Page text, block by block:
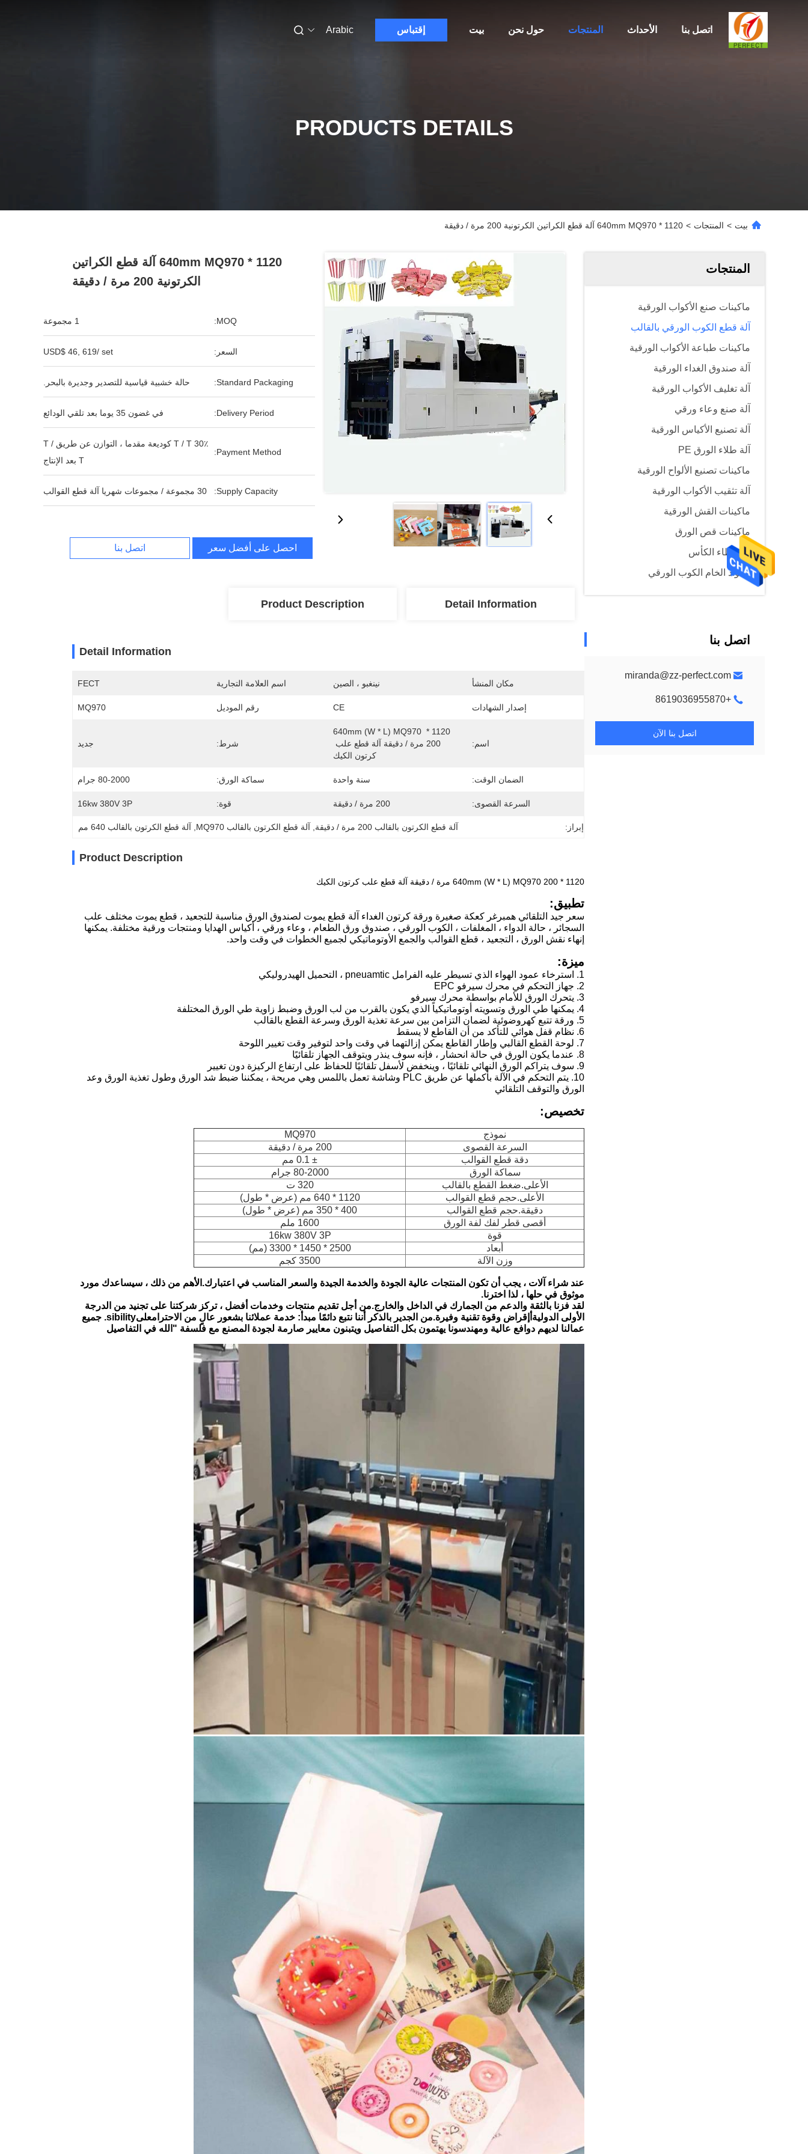
بيت حول نحن المنتجات الأحداث اتصل بنا إقتباس Arabic
PRODUCTS DETAILS
بيت > المنتجات > 1120 * 640mm MQ970 آلة قطع الكراتين الكرتونية 200 مرة / دقيقة
المنتجات
ماكينات صنع الأكواب الورقية
آلة قطع الكوب الورقي بالقالب
ماكينات طباعة الأكواب الورقية
آلة صندوق الغداء الورقية
آلة تغليف الأكواب الورقية
آلة صنع وعاء ورقي
آلة تصنيع الأكياس الورقية
آلة طلاء الورق PE
ماكينات تصنيع الألواح الورقية
آلة تثقيب الأكواب الورقية
ماكينات القش الورقية
ماكينات قص الورق
آلة غطاء الكأس
المواد الخام الكوب الورقي
اتصل بنا
miranda@zz-perfect.com
+8619036955870
اتصل بنا الآن
1120 * 640mm MQ970 آلة قطع الكراتين
الكرتونية 200 مرة / دقيقة
MOQ: 1 مجموعة
السعر: USD$ 46, 619/ set
Standard Packaging: حالة خشبية قياسية للتصدير وجديرة بالبحر.
Delivery Period: في غضون 35 يوما بعد تلقي الودائع
Payment Method:
30٪ T / T كوديعة مقدما ، التوازن عن طريق T /
T بعد الإنتاج
Supply Capacity: 30 مجموعة / مجموعات شهريا آلة قطع القوالب
احصل على أفضل سعر اتصل بنا
Detail Information
Product Description
Detail Information
مكان المنشأ نينغبو ، الصين اسم العلامة التجارية FECT
إصدار الشهادات CE رقم الموديل MQ970
اسم:
1120 * 640mm (W * L) MQ970
كرتون الكيك
شرط: جديد
الضمان الوقت: سنة واحدة سماكة الورق: 80-2000 جرام
السرعة القصوى: 200 مرة / دقيقة قوة: 16kw 380V 3P
إبراز: آلة قطع الكرتون بالقالب 200 مرة / دقيقة آلة قطع الكرتون بالقالب MQ970 آلة قطع الكرتون بالقالب 640 مم
Product Description
1120 * 640mm (W * L) MQ970 200 مرة / دقيقة آلة قطع علب كرتون الكيك
تطبيق:
سعر جيد التلقائي همبرغر كعكة صغيرة ورقة كرتون الغداء آلة قطع يموت لصندوق الورق مناسبة للتجعيد ، قطع يموت مختلف علب
السجائر ، حالة الدواء ، المغلفات ، الكوب الورقي ، صندوق ورق الطعام ، وعاء ورقي ، أكياس الهدايا ومنتجات ورقية مختلفة. يمكنها
إنهاء نقش الورق ، التجعيد ، قطع القوالب والجمع الأوتوماتيكي لجميع الخطوات في وقت واحد.
ميزة:
1. استرخاء عمود الهواء الذي تسيطر عليه الفرامل pneuamtic ، التحميل الهيدروليكي
2. جهاز التحكم في محرك سيرفو EPC
3. يتحرك الورق للأمام بواسطة محرك سيرفو
4. يمكنها طي الورق وتسويته أوتوماتيكياً الذي يكون بالقرب من لب الورق وضبط زاوية طي الورق المختلفة
5. ورقة تتبع كهروضوئية لضمان التزامن بين سرعة تغذية الورق وسرعة القطع بالقالب
6. نظام قفل هوائي للتأكد من أن القاطع لا يسقط
7. لوحة القطع القالبي وإطار القاطع يمكن إزالتهما في وقت واحد لتوفير وقت تغيير اللوحة
8. عندما يكون الورق في حالة انحشار ، فإنه سوف ينذر ويتوقف الجهاز تلقائيًا
9. سوف يتراكم الورق النهائي تلقائيًا ، وينخفض ​​لأسفل تلقائيًا للحفاظ على ارتفاع الركيزة دون تغيير
10. يتم التحكم في الآلة بأكملها عن طريق PLC وشاشة تعمل باللمس وهي مريحة ، يمكننا ضبط شد الورق وطول تغذية الورق وعد
الورق والتوقف التلقائي
تخصيص:
نموذج
MQ970
السرعة القصوى
200 مرة / دقيقة
دقة قطع القوالب
± 0.1 مم
سماكة الورق
80-2000 جرام
الأعلى.ضغط القطع بالقالب
320 ت
الأعلى.حجم قطع القوالب
1120 * 640 مم (عرض * طول)
دقيقة.حجم قطع القوالب
400 * 350 مم (عرض * طول)
أقصى قطر لفك لفة الورق
1600 ملم
قوة
16kw 380V 3P
أبعاد
2500 * 1450 * 3300 (مم)
وزن الآلة
3500 كجم
عند شراء آلات ، يجب أن تكون المنتجات عالية الجودة والخدمة الجيدة والسعر المناسب في اعتبارك. الأهم من ذلك ، سيساعدك مورد
موثوق في حلها ، لذا اخترنا.
لقد فزنا بالثقة والدعم من الجمارك في الداخل والخارج.من أجل تقديم منتجات وخدمات أفضل ، تركز شركتنا على تجنيد من الدرجة
الأولى الدولية إقراض وقوة تقنية وفيرة.من الجدير بالذكر أننا نتبع دائمًا مبدأ: خدمة عملائنا بشعور عالٍ من الاحترامعلى
sibility. جميع
عمالنا لديهم دوافع عالية ومهندسونا يهتمون بكل التفاصيل ويتبنون معايير صارمة لجودة المصنع مع فلسفة "الله في التفاصيل